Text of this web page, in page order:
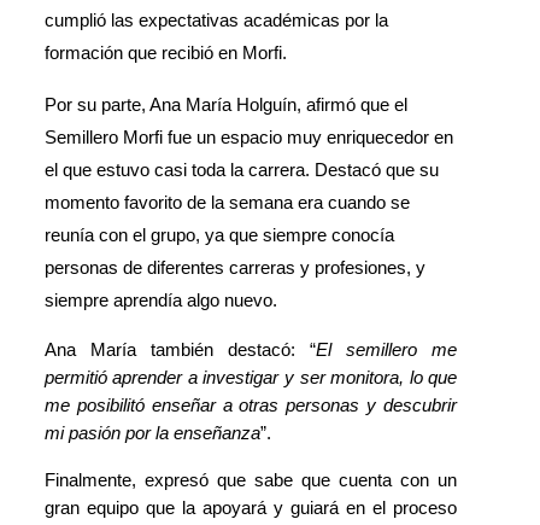
cumplió las expectativas académicas por la
formación que recibió en Morfi.
Por su parte, Ana María Holguín, afirmó que el
Semillero Morfi fue un espacio muy enriquecedor en
el que estuvo casi toda la carrera. Destacó que su
momento favorito de la semana era cuando se
reunía con el grupo, ya que siempre conocía
personas de diferentes carreras y profesiones, y
siempre aprendía algo nuevo.
Ana María también destacó: “El semillero me
permitió aprender a investigar y ser monitora, lo que
me posibilitó enseñar a otras personas y descubrir
mi pasión por la enseñanza”.
Finalmente, expresó que sabe que cuenta con un
gran equipo que la apoyará y guiará en el proceso